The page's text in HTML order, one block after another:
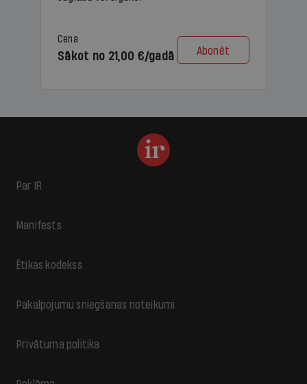
Cena
Sākot no 21,00 €/gadā Abonēt
Par IR
Manifests
Ētikas kodekss
Pakalpojumu sniegšanas noteikumi
Privātuma politika